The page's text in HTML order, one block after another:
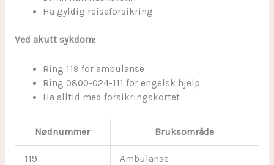
Ha gyldig reiseforsikring
Ved akutt sykdom:
Ring 119 for ambulanse
Ring 0800-024-111 for engelsk hjelp
Ha alltid med forsikringskortet
Nødnummer Bruksområde
119 Ambulanse